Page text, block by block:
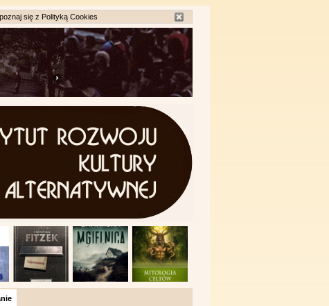
się z Polityką Cookies